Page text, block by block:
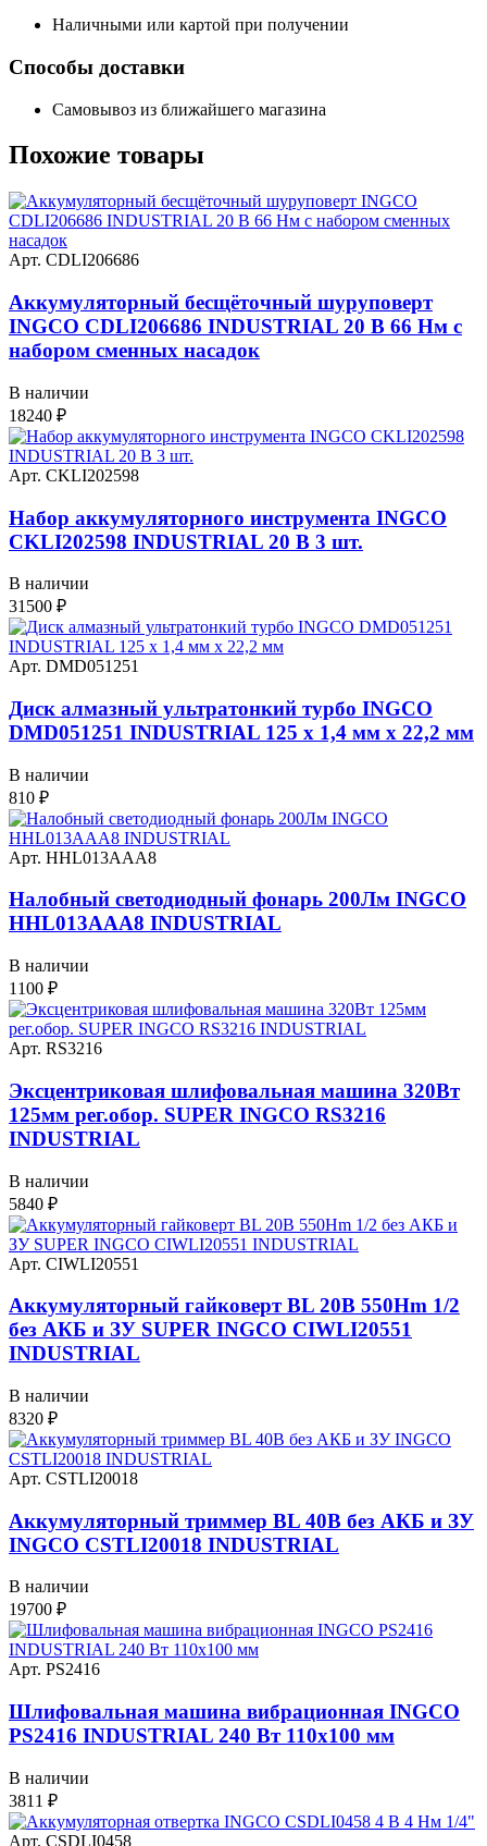
Наличными или картой при получении
Способы доставки
Самовывоз из ближайшего магазина
Похожие товары
Арт. CDLI206686
Аккумуляторный бесщёточный шуруповерт
INGCO CDLI206686 INDUSTRIAL 20 В 66 Нм с
набором сменных насадок
В наличии
18240 ₽
Арт. CKLI202598
Набор аккумуляторного инструмента INGCO
CKLI202598 INDUSTRIAL 20 В 3 шт.
В наличии
31500 ₽
Арт. DMD051251
Диск алмазный ультратонкий турбо INGCO
DMD051251 INDUSTRIAL 125 х 1,4 мм x 22,2 мм
В наличии
810 ₽
Арт. HHL013AAA8
Налобный светодиодный фонарь 200Лм INGCO
HHL013AAA8 INDUSTRIAL
В наличии
1100 ₽
Арт. RS3216
Эксцентриковая шлифовальная машина 320Вт
125мм рег.обор. SUPER INGCO RS3216
INDUSTRIAL
В наличии
5840 ₽
Арт. CIWLI20551
Аккумуляторный гайковерт BL 20В 550Hm 1/2
без АКБ и ЗУ SUPER INGCO CIWLI20551
INDUSTRIAL
В наличии
8320 ₽
Арт. CSTLI20018
Аккумуляторный триммер BL 40В без АКБ и ЗУ
INGCO CSTLI20018 INDUSTRIAL
В наличии
19700 ₽
Арт. PS2416
Шлифовальная машина вибрационная INGCO
PS2416 INDUSTRIAL 240 Вт 110х100 мм
В наличии
3811 ₽
Арт. CSDLI0458